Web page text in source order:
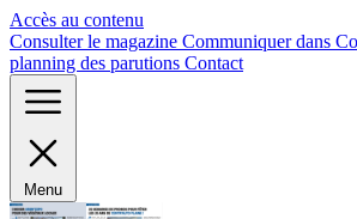
Accès au contenu
Consulter le magazine Communiquer dans
planning des parutions Contact
Menu
Panneau de gestion des cookies